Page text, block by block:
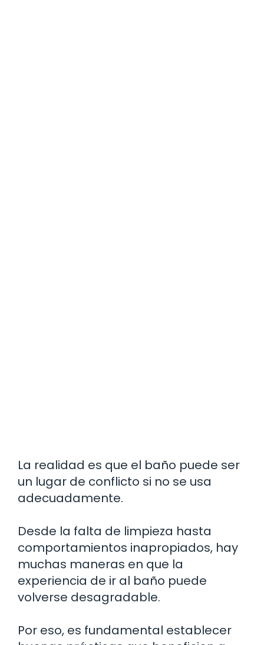
La realidad es que el baño puede ser
un lugar de conflicto si no se usa
adecuadamente.
Desde la falta de limpieza hasta
comportamientos inapropiados, hay
muchas maneras en que la
experiencia de ir al baño puede
volverse desagradable.
Por eso, es fundamental establecer